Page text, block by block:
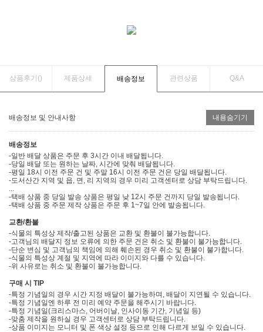
상품후기() 제품상세 배송정보 관련상품 Q&A
배송정보 및 안내사항 내용숨기기
배송정보
-일반 배달 상품은 주문 후 3시간 이내 배달됩니다.
-당일 배달 또는 원하는 날짜, 시간에 맞춰 배달됩니다.
-평일 18시 이전 주문 건 및 주말 16시 이전 주문 건은 당일 배달됩니다.
-도서산간 지역 및 읍, 면, 리 지역의 경우 미리 고객센터로 상담 부탁드립니다.
-택배 상품 중 당일 발송 상품은 평일 낮 12시 주문 건까지 당일 발송됩니다.
-택배 상품 중 주문 제작 상품은 주문 후 1~7일 안에 발송됩니다.
교환/환불
-식물의 특성상 제작/출고된 상품은 교환 및 환불이 불가능합니다.
-고객님의 배달지 정보 오류에 의한 주문 건은 취소 및 환불이 불가능합니다.
-단순 변심 및 고객님의 책임에 의해 훼손된 경우 취소 및 환불이 불가합니다.
-식물의 특성상 계절 및 지역에 따라 이미지와 다를 수 있습니다.
-위 사유로는 취소 및 환불이 불가능합니다.
구매 시 TIP
-특정 기념일의 경우 시간 지정 배달이 불가능하며, 배달이 지연될 수 있습니다.
-특정 기념일엔 하루 전 미리 예약 주문을 해주시기 바랍니다.
-특정 기념일(크리스마스, 어버이날, 인사이동 기간, 기념일 등)
-맞춤 제작을 원하실 경우 고객센터로 상담 부탁드립니다.
-상품 이미지는 모니터 및 폰 색상 설정 등으로 인해 다르게 보일 수 있습니다.